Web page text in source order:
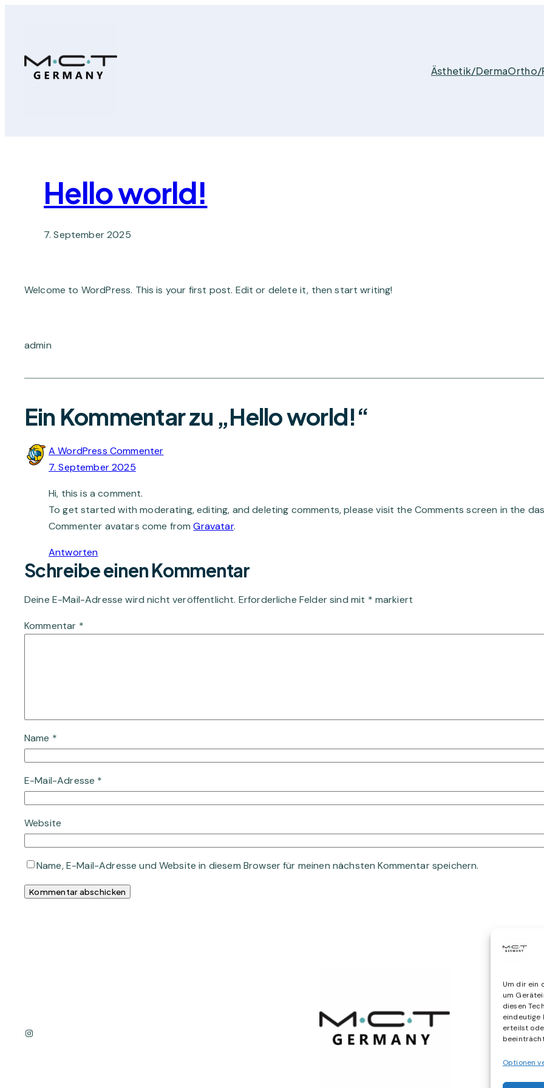
Um dir ein
um
diesen
eindeutige
erteilst
Optionen
Ästhetik/DermaOrtho/
Hello world!
7. September 2025
Welcome to WordPress. This is your first post. Edit or delete it, then start writing!
admin
Ein Kommentar zu „Hello world!“
A WordPress Commenter
7. September 2025
Hi, this is a comment.
To get started with moderating, editing, and deleting comments, please visit the Comments screen in the
Commenter avatars come fromGravatar.
Antworten
Schreibe einen Kommentar
Deine E-Mail-Adresse wird nicht veröffentlicht. Erforderliche Felder sind mit * markiert
Kommentar *
Name *
E-Mail-Adresse *
Website
Name, E-Mail-Adresse und Website in diesem Browser für meinen nächsten Kommentar speichern.
Instagram